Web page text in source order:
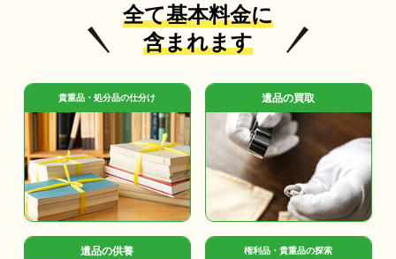
全て基本料金に
含まれます
貴重品・処分品の仕分け 遺品の買取
遺品の供養 権利品・貴重品の探索